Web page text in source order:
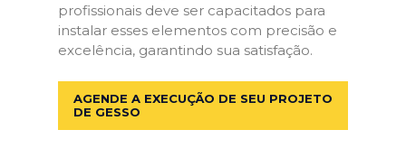
profissionais deve ser capacitados para
instalar esses elementos com precisão e
excelência, garantindo sua satisfação.
AGENDE A EXECUÇÃO DE SEU PROJETO
DE GESSO